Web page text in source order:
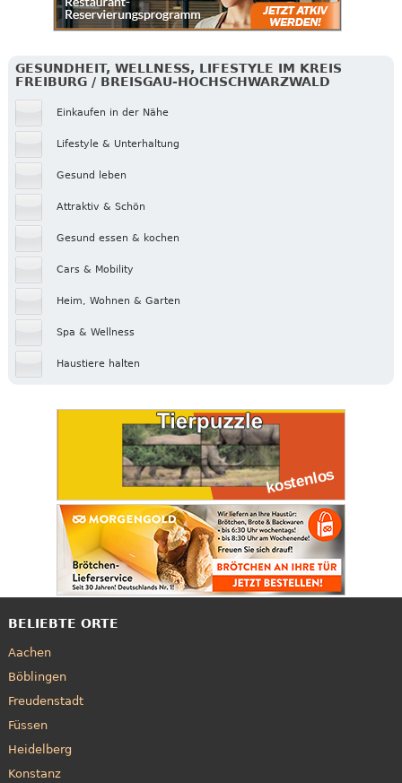
GESUNDHEIT, WELLNESS, LIFESTYLE IM KREIS
FREIBURG / BREISGAU-HOCHSCHWARZWALD
Einkaufen in der Nähe
Lifestyle & Unterhaltung
Gesund leben
Attraktiv & Schön
Gesund essen & kochen
Cars & Mobility
Heim, Wohnen & Garten
Spa & Wellness
Haustiere halten
BELIEBTE ORTE
Aachen
Böblingen
Freudenstadt
Füssen
Heidelberg
Konstanz